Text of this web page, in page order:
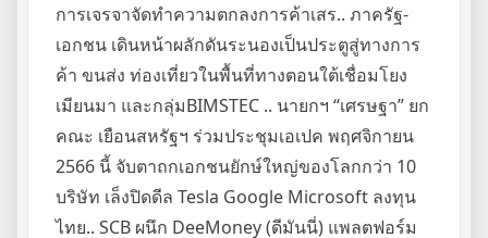
การเจรจาจัดทำความตกลงการค้าเสร.. ภาครัฐ-
เอกชน เดินหน้าผลักดันระนองเป็นประตูสู่ทางการ
ค้า ขนส่ง ท่องเที่ยวในพื้นที่ทางตอนใต้เชื่อมโยง
เมียนมา และกลุ่มBIMSTEC .. นายกฯ “เศรษฐา” ยก
คณะ เยือนสหรัฐฯ ร่วมประชุมเอเปค พฤศจิกายน
2566 นี้ จับตาถกเอกชนยักษ์ใหญ่ของโลกกว่า 10
บริษัท เล็งปิดดีล Tesla Google Microsoft ลงทุน
ไทย.. SCB ผนึก DeeMoney (ดีมันนี่) แพลตฟอร์ม